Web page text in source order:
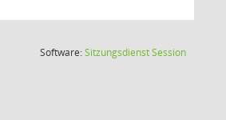
Software:SitzungsdienstSession(Wird in